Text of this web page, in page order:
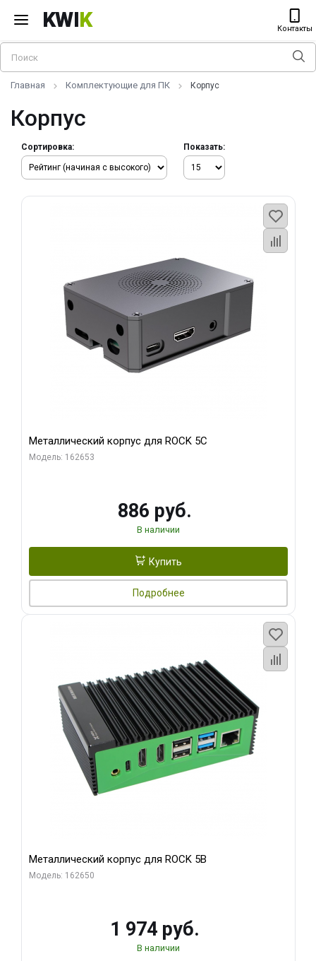
KWIK Контакты
Главная Комплектующие для ПК Корпус
Корпус
Сортировка: Показать:
Металлический корпус для ROCK 5C
Модель: 162653
886 руб.
В наличии
Купить
Подробнее
Металлический корпус для ROCK 5B
Модель: 162650
1 974 руб.
В наличии